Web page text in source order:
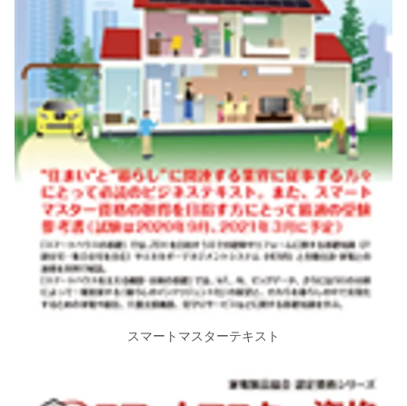
スマートマスターテキスト